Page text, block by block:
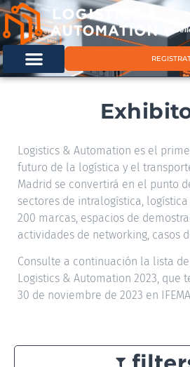
11 &
Logistics & Automation es el
futuro de la logística y el
Madrid se convertirá en el punto
sectores de intralogística, logística
200 marcas, espacios de
actividades de networking, casos
Consulte a continuación la lista
Logistics & Automation 2023, que
30 de noviembre de 2023 en